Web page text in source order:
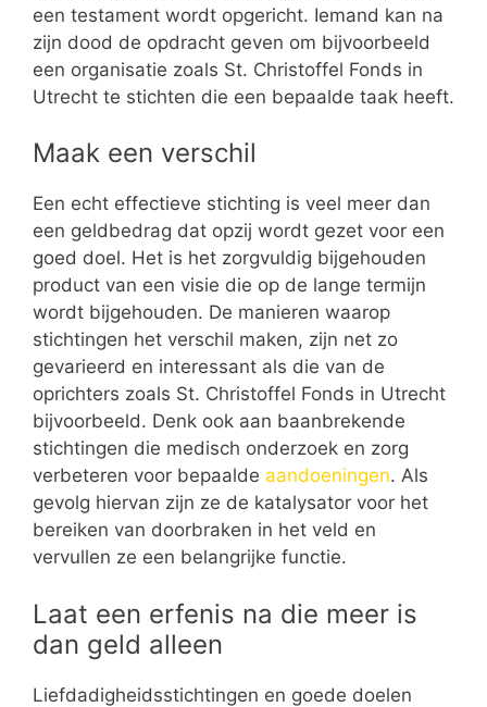
een testament wordt opgericht. Iemand kan na
zijn dood de opdracht geven om bijvoorbeeld
een organisatie zoals St. Christoffel Fonds in
Utrecht te stichten die een bepaalde taak heeft.
Maak een verschil
Een echt effectieve stichting is veel meer dan
een geldbedrag dat opzij wordt gezet voor een
goed doel. Het is het zorgvuldig bijgehouden
product van een visie die op de lange termijn
wordt bijgehouden. De manieren waarop
stichtingen het verschil maken, zijn net zo
gevarieerd en interessant als die van de
oprichters zoals St. Christoffel Fonds in Utrecht
bijvoorbeeld. Denk ook aan baanbrekende
stichtingen die medisch onderzoek en zorg
verbeteren voor bepaalde aandoeningen. Als
gevolg hiervan zijn ze de katalysator voor het
bereiken van doorbraken in het veld en
vervullen ze een belangrijke functie.
Laat een erfenis na die meer is
dan geld alleen
Liefdadigheidsstichtingen en goede doelen